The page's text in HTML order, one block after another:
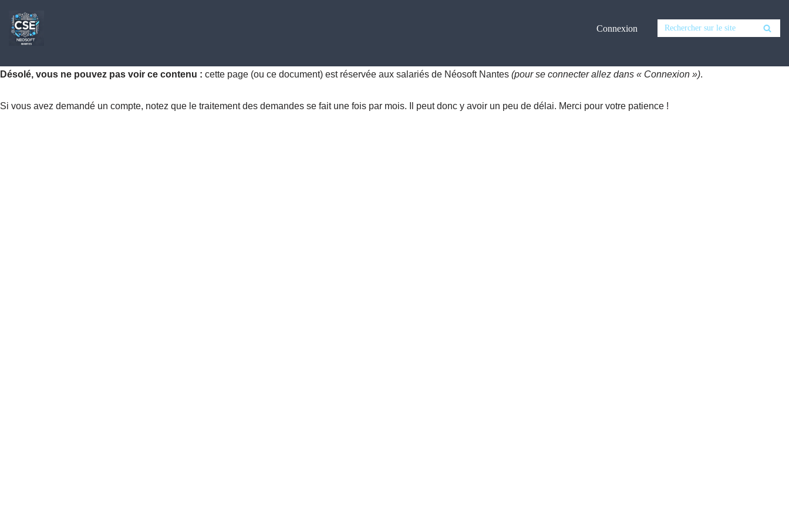
Aller
contenu
Connexion
Désolé, vous ne pouvez pas voir ce contenu : cette page (ou ce document) est réservée aux salariés de Néosoft Nantes (pour se connecter allez dans « Connexion »).
Si vous avez demandé un compte, notez que le traitement des demandes se fait une fois par mois. Il peut donc y avoir un peu de délai. Merci pour votre patience !